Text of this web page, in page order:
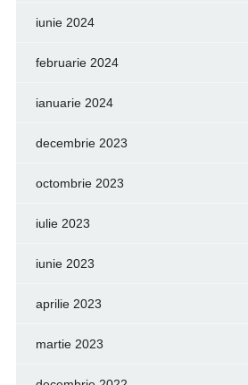
iunie 2024
februarie 2024
ianuarie 2024
decembrie 2023
octombrie 2023
iulie 2023
iunie 2023
aprilie 2023
martie 2023